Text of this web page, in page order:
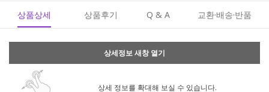
상품상세 상품후기 Q & A 교환·배송·반품
상세정보 새창 열기
상세 정보를 확대해 보실 수 있습니다.